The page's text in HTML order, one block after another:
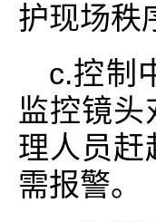
护现场秩
c.控制
监控镜
理人员赶
需报警。